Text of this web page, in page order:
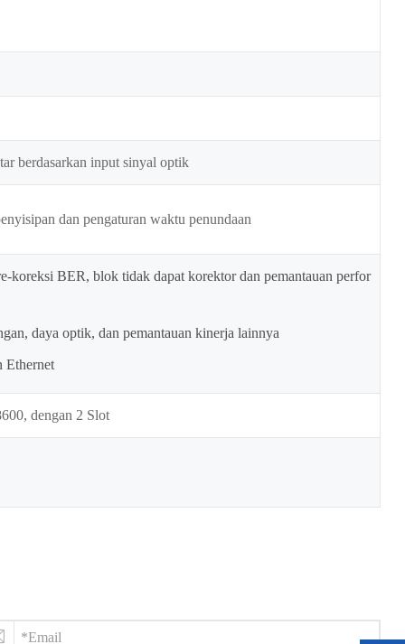
berdasarkan input sinyal optik
dan pengaturan waktu penundaan
koreksi BER, blok tidak dapat korektor dan pemantauan perfor
daya optik, dan pemantauan kinerja lainnya
Ethernet
dengan 2 Slot